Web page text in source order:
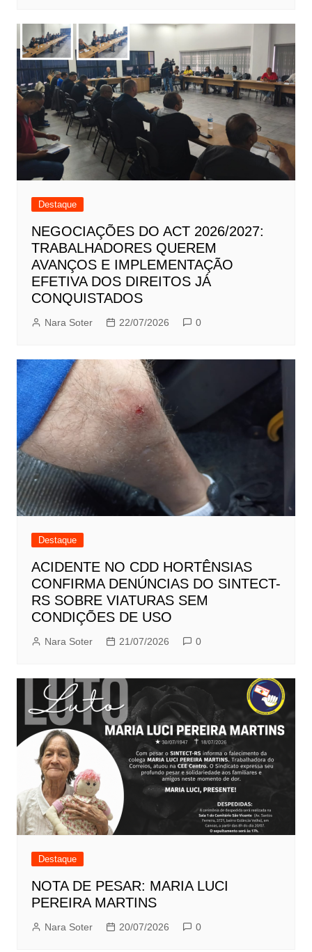
Destaque
NEGOCIAÇÕES DO ACT 2026/2027:
TRABALHADORES QUEREM
AVANÇOS E IMPLEMENTAÇÃO
EFETIVA DOS DIREITOS JÁ
CONQUISTADOS
Nara Soter 22/07/2026 0
Destaque
ACIDENTE NO CDD HORTÊNSIAS
CONFIRMA DENÚNCIAS DO SINTECT-
RS SOBRE VIATURAS SEM
CONDIÇÕES DE USO
Nara Soter 21/07/2026 0
Destaque
NOTA DE PESAR: MARIA LUCI
PEREIRA MARTINS
Nara Soter 20/07/2026 0